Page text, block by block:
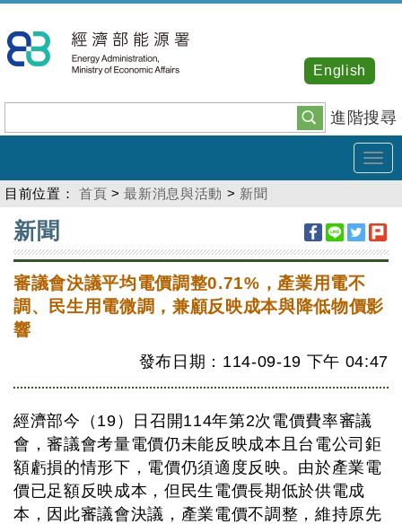
到
主
內
容
進階搜尋
English
目前位置： 首頁 >最新消息與活動 > 新聞
:::
新聞
審議會決議平均電價調整0.71%，產業用電不
調、民生用電微調，兼顧反映成本與降低物價影
響
發布日期：114-09-19 下午 04:47
經濟部今（19）日召開114年第2次電價費率審議
會，審議會考量電價仍未能反映成本且台電公司鉅
額虧損的情形下，電價仍須適度反映。由於產業電
價已足額反映成本，但民生電價長期低於供電成
本，因此審議會決議，產業電價不調整，維持原先